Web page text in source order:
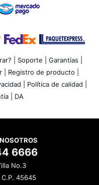
| Soporte |
Garantías |
Registro de producto |
|
Política de calidad |
|
DA
6666
No.3
45645